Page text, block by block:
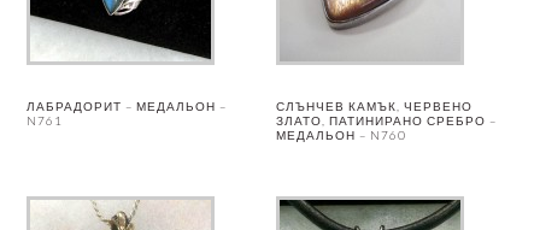
ЛАБРАДОРИТ – МЕДАЛЬОН –
N761
СЛЪНЧЕВ КАМЪК, ЧЕРВЕНО
ЗЛАТО, ПАТИНИРАНО СРЕБРО –
МЕДАЛЬОН – N760